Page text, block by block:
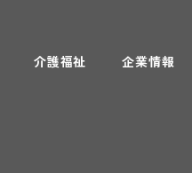
介護福祉 企業情報